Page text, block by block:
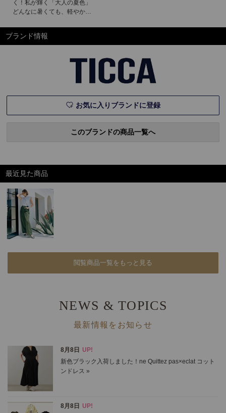
く！私が輝く「大人の夏色」
どんなに暑くても、軽やかに
な大人がこだわるべきは、夏
にこそ映える色と柄。クール
なカラー、華やかプリントの
クラプレミアム8月号掲載一
ブランド情報
お気に入りブランドに登録
このブランドの商品一覧へ
最近見た商品
閲覧商品一覧をもっと見る
NEWS & TOPICS
最新情報をお知らせ